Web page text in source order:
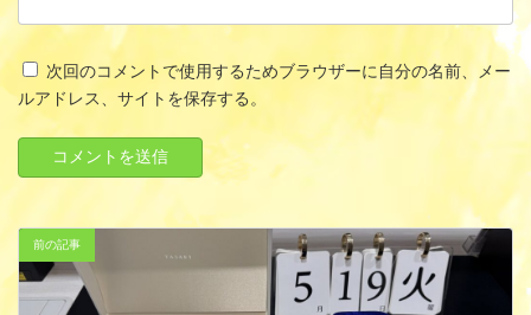
次回のコメントで使用するためブラウザーに自分の名前、メー
ルアドレス、サイトを保存する。
前の記事